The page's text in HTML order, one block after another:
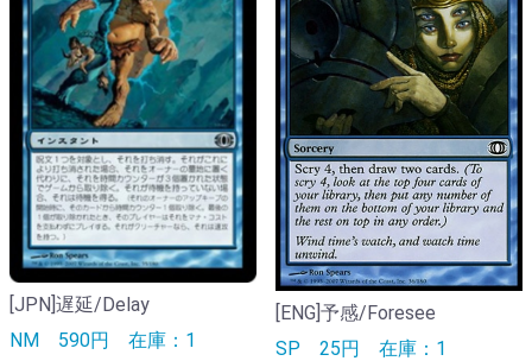
[JPN]遅延/Delay
NM 590円 在庫：1
[ENG]予感/Foresee
SP 25円 在庫：1